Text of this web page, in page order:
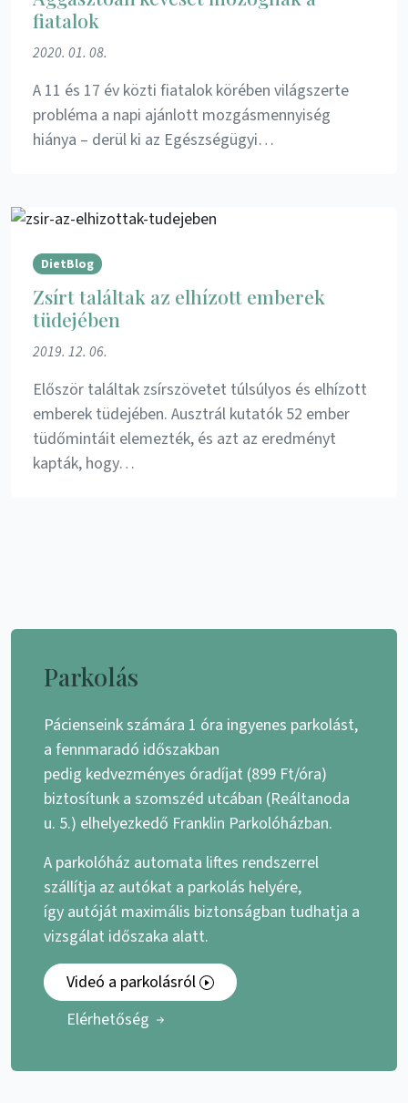
fiatalok
2020. 01. 08.
A 11 és 17 év közti fiatalok körében világszerte
probléma a napi ajánlott mozgásmennyiség
hiánya – derül ki az Egészségügyi…
DietBlog
Zsírt találtak az elhízott emberek
tüdejében
2019. 12. 06.
Először találtak zsírszövetet túlsúlyos és elhízott
emberek tüdejében. Ausztrál kutatók 52 ember
tüdőmintáit elemezték, és azt az eredményt
kapták, hogy…
Parkolás
Pácienseink számára 1 óra ingyenes parkolást,
a fennmaradó időszakban
pedig kedvezményes óradíjat (899 Ft/óra)
biztosítunk a szomszéd utcában (Reáltanoda
u. 5.) elhelyezkedő Franklin Parkolóházban.
A parkolóház automata liftes rendszerrel
szállítja az autókat a parkolás helyére,
így autóját maximális biztonságban tudhatja a
vizsgálat időszaka alatt.
Videó a parkolásról
Elérhetőség